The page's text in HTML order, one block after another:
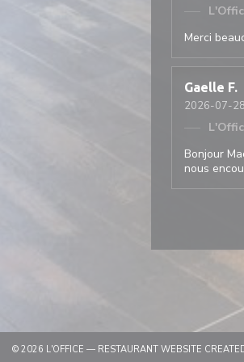
Merci
Gaelle F
2026-07-28
Bonjour
nous
© 2026 L'OFFICE — RESTAURANT WEBSITE